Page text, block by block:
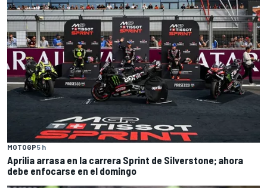
MOTOGP5 h
Aprilia arrasa en la carrera Sprint de Silverstone; ahora
debe enfocarse en el domingo